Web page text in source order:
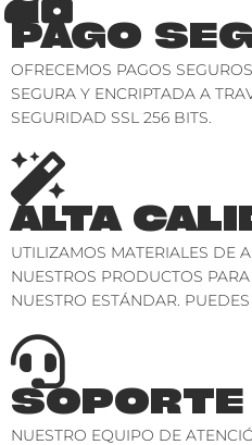
PAGO
OFRECEMOS PAGOS
SEGURA Y ENCRIPTADA A
SEGURIDAD SSL 256 BITS.
ALTA
UTILIZAMOS MATERIALES DE
NUESTROS PRODUCTOS
NUESTRO ESTÁNDAR.
NUESTRO EQUIPO DE